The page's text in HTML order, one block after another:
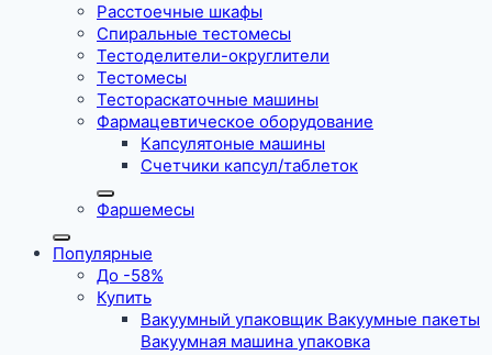
Расстоечные шкафы
Спиральные тестомесы
Тестоделители-округлители
Тестомесы
Тестораскаточные машины
Фармацевтическое оборудование
Капсулятоные машины
Счетчики капсул/таблеток
Фаршемесы
Популярные
До -58%
Купить
Вакуумный упаковщик Вакуумные пакеты
Вакуумная машина упаковка